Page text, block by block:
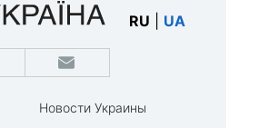
RU UA
Новости Украины